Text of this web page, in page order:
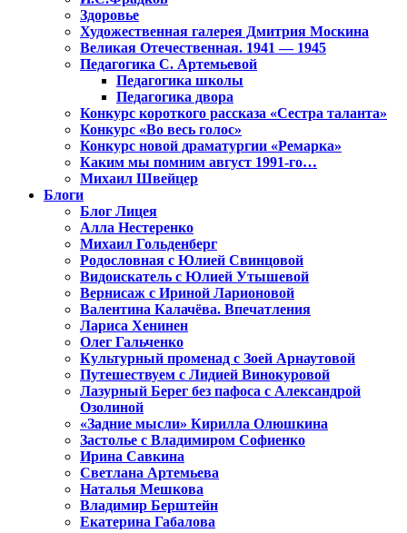
Здоровье
Художественная галерея Дмитрия Москина
Великая Отечественная. 1941 — 1945
Педагогика С. Артемьевой
Педагогика школы
Педагогика двора
Конкурс короткого рассказа «Сестра таланта»
Конкурс «Во весь голос»
Конкурс новой драматургии «Ремарка»
Каким мы помним август 1991-го…
Михаил Швейцер
Блоги
Блог Лицея
Алла Нестеренко
Михаил Гольденберг
Родословная с Юлией Свинцовой
Видоискатель с Юлией Утышевой
Вернисаж с Ириной Ларионовой
Валентина Калачёва. Впечатления
Лариса Хенинен
Олег Гальченко
Культурный променад с Зоей Арнаутовой
Путешествуем с Лидией Винокуровой
Лазурный Берег без пафоса с Александрой
Озолиной
«Задние мысли» Кирилла Олюшкина
Застолье с Владимиром Софиенко
Ирина Савкина
Светлана Артемьева
Наталья Мешкова
Владимир Берштейн
Екатерина Габалова